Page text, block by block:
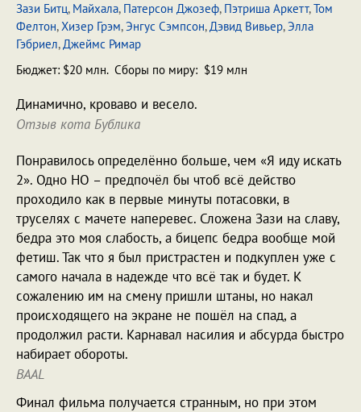
Зази Битц, Майхала, Патерсон Джозеф, Пэтриша Аркетт,Том
Фелтон,Хизер Грэм,Энгус Сэмпсон,Дэвид Вивьер,Элла
Гэбриел,Джеймс Римар
Бюджет: $20 млн. Сборы по миру: $19 млн
Динамично, кроваво и весело.
Отзыв кота Бублика
Понравилось определённо больше, чем «Я иду искать
2». Одно НО – предпочёл бы чтоб всё действо
проходило как в первые минуты потасовки, в
труселях с мачете наперевес. Сложена Зази на славу,
бедра это моя слабость, а бицепс бедра вообще мой
фетиш. Так что я был пристрастен и подкуплен уже с
самого начала в надежде что всё так и будет. К
сожалению им на смену пришли штаны, но накал
происходящего на экране не пошёл на спад, а
продолжил расти. Карнавал насилия и абсурда быстро
набирает обороты.
BAAL
Финал фильма получается странным, но при этом